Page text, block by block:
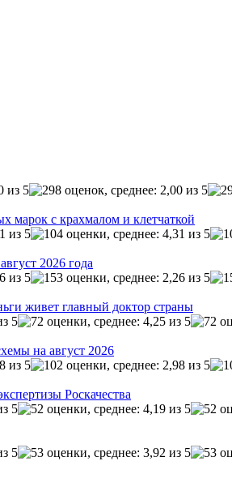
марок с крахмалом и клетчаткой
2026 года
живет главный доктор страны
на август 2026
Роскачества